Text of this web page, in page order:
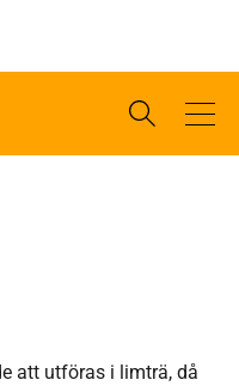
att utföras i limträ, då